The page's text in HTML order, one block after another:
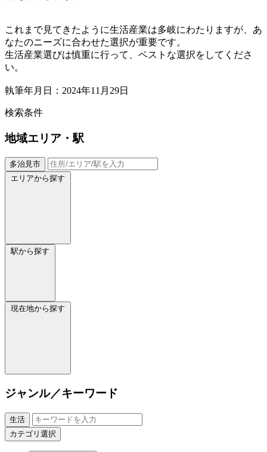
これまで見てきたように生活産業は多岐にわたりますが、あ
なたのニーズに合わせた選択が重要です。
生活産業選びは慎重に行って、ベストな選択をしてくださ
い。
執筆年月日：2024年11月29日
検索条件
地域エリア・駅
多治見市
エリアから探す
駅から探す
現在地から探す
ジャンル／キーワード
生活
カテゴリ選択